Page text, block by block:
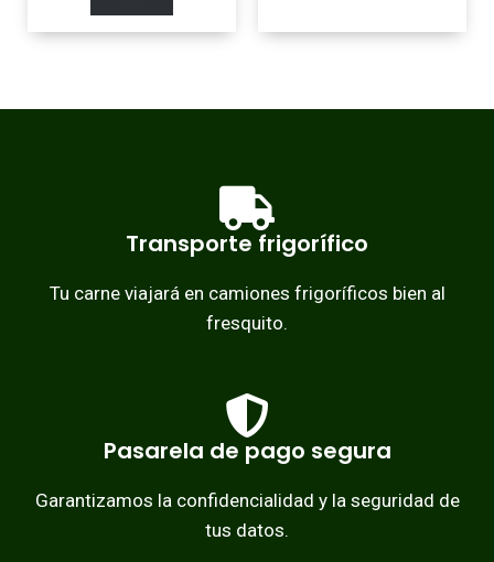
Transporte frigorífico
Tu carne viajará en camiones frigoríficos bien al
fresquito.
Pasarela de pago segura
Garantizamos la confidencialidad y la seguridad de
tus datos.